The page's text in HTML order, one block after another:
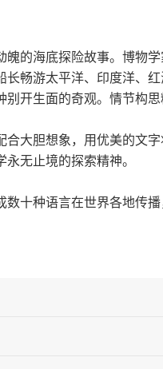
魄的海底探险故事。博物
长畅游太平洋、印度洋、
别开生面的奇观。情节构
合大胆想象，用优美的文
无止境的探索精神。
数十种语言在世界各地传